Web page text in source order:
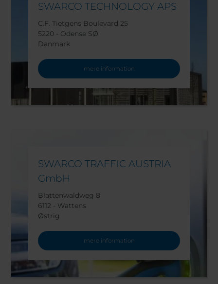
SWARCO TECHNOLOGY APS
C.F. Tietgens Boulevard 25
5220 - Odense SØ
Danmark
mere information
SWARCO TRAFFIC AUSTRIA
GmbH
Blattenwaldweg 8
6112 - Wattens
Østrig
mere information